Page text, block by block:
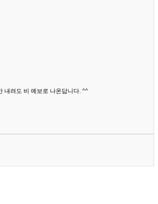
내려도 비 예보로 나온답니다. ^^